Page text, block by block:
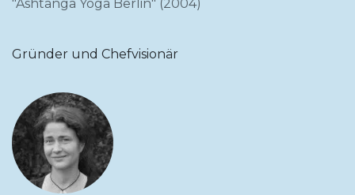
"Ashtanga Yoga Berlin" (2004)
Gründer und Chefvisionär